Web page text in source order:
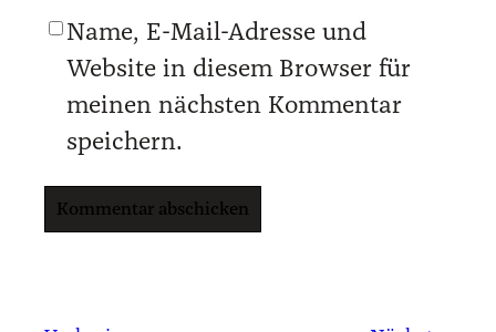
Name, E-Mail-Adresse und
Website in diesem Browser für
meinen nächsten Kommentar
speichern.